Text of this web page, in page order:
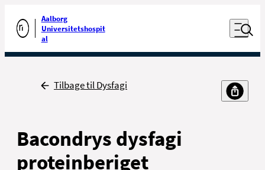
Gå til forsiden
Aalborg
Universitetshospit
al
Åben
Udfør søgning
Tilbage
Tilbage til Dysfagi
Bacondrys dysfagi
proteinberiget